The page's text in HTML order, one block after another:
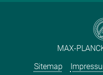
MAX-
Sitemap